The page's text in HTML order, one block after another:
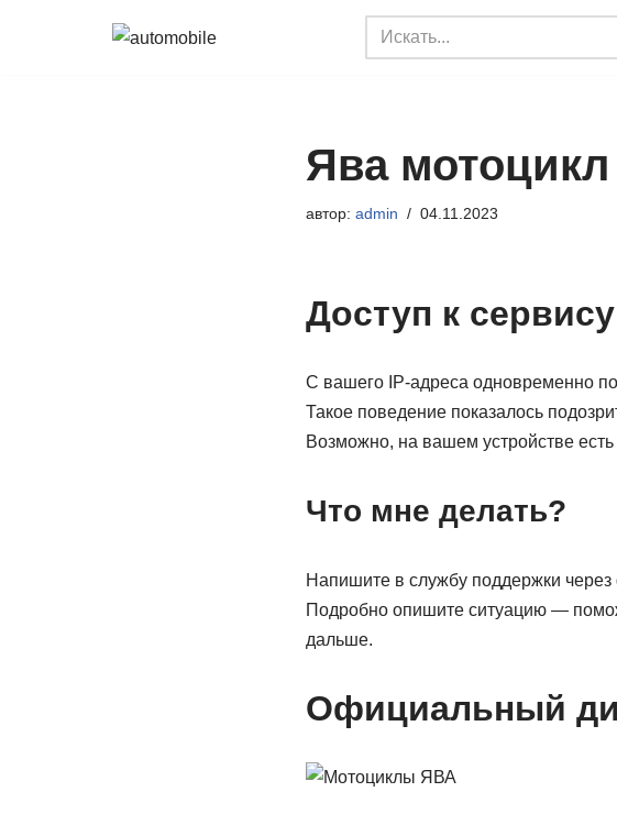
Ява мотоцикл
автор: admin 04.11.2023
Доступ к
С вашего IP-адреса одновременно
Такое поведение показалось
Возможно, на вашем устройстве
Что мне делать?
Напишите в службу поддержки
Подробно опишите ситуацию —
дальше.
Официальный